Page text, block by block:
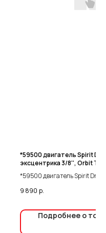
*59500 двигатель Spirit
эксцентрика 3/8'', Orbit
*59500 двигатель Spirit
9 890 р.
Подробнее о